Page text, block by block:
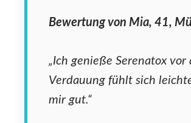
Bewertung von Mia, 41,
„Ich genieße Serenatox
Verdauung fühlt sich
mir gut.“